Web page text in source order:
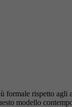
formale rispetto
modello